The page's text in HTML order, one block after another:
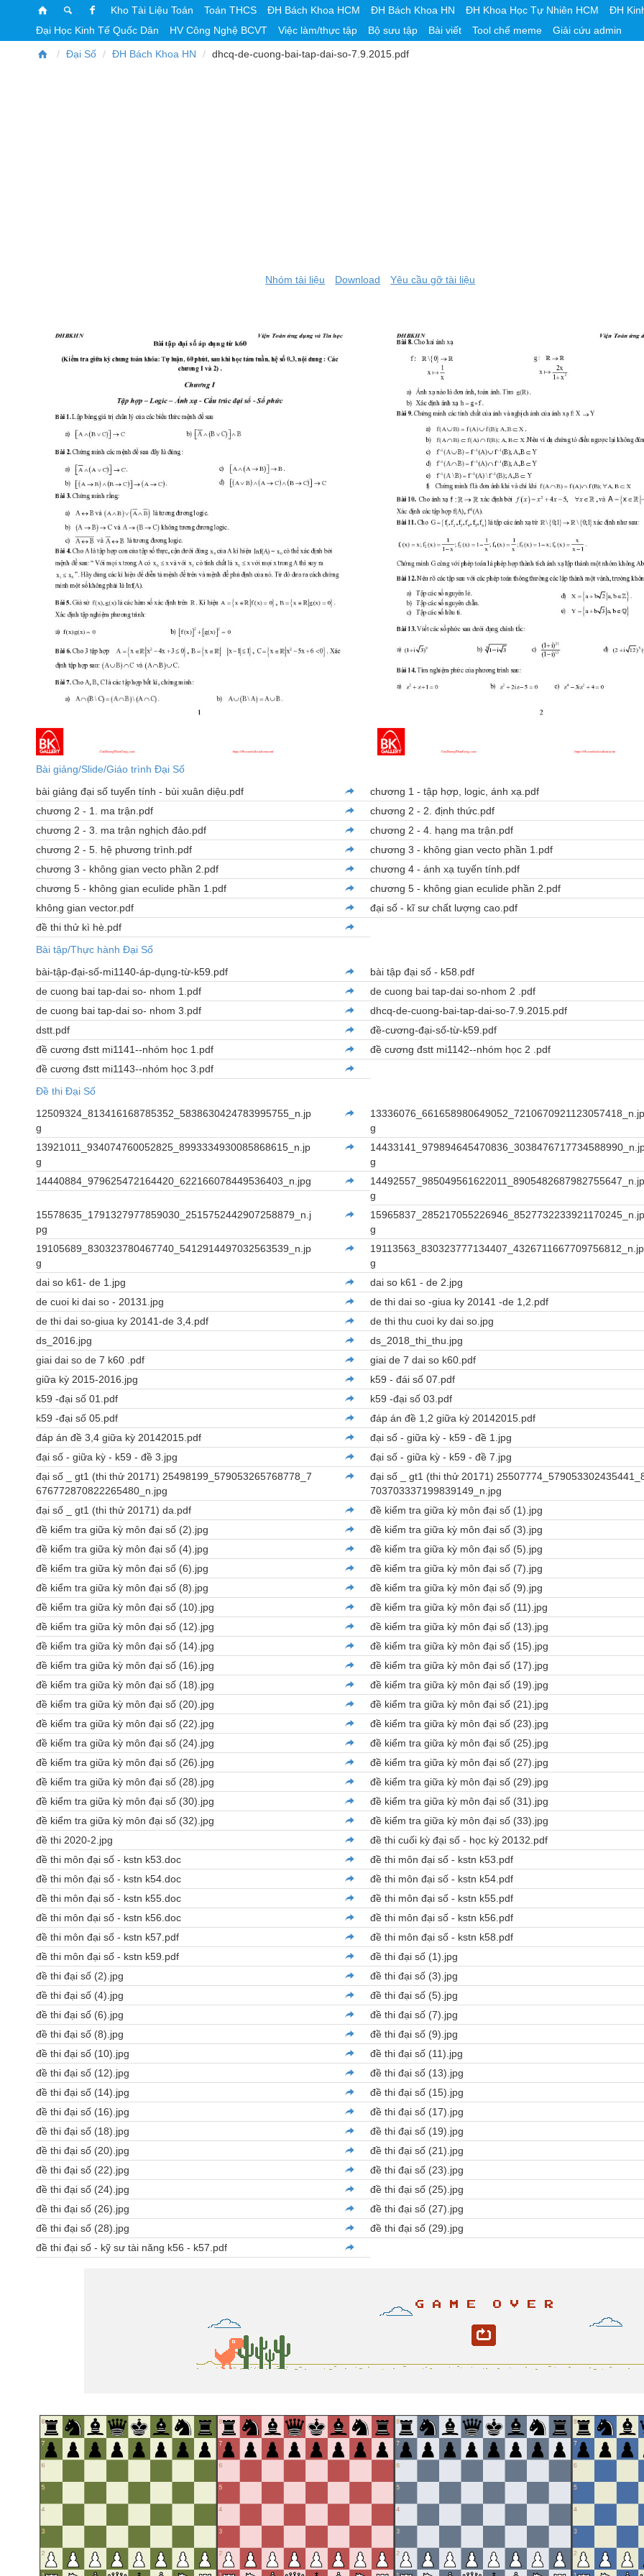
Kho Tài Liệu Toán Toán THCS ĐH Bách Khoa HCM ĐH Bách Khoa HN ĐH Khoa Học Tự Nhiên HCM
ĐH
Đại Học Kinh Tế Quốc Dân
HV Công Nghệ BCVT Việc làm/thực tập Bộ sưu tập Bài viết Tool chế meme Giải cứu admin
Đại Số ĐH Bách Khoa HN dhcq-de-cuong-bai-tap-dai-so-7.9.2015.pdf
Nhóm tài liệu Download Yêu cầu gỡ tài liệu
Bài giảng/Slide/Giáo trình Đại Số
bài giảng đại số tuyến tính - bùi xuân diệu.pdf
chương 1 - tập hợp, logic, ánh xạ.pdf
chương 2 - 1. ma trận.pdf
chương 2 - 2. định thức.pdf
chương 2 - 3. ma trận nghịch đảo.pdf
chương 2 - 4. hạng ma trận.pdf
chương 2 - 5. hệ phương trình.pdf
chương 3 - không gian vecto phần 1.pdf
chương 3 - không gian vecto phần 2.pdf
chương 4 - ánh xạ tuyến tính.pdf
chương 5 - không gian eculide phần 1.pdf
chương 5 - không gian eculide phần 2.pdf
không gian vector.pdf
đại số - kĩ sư chất lượng cao.pdf
đề thi thử kì hè.pdf
Bài tập/Thực hành Đại Số
bài-tập-đại-số-mi1140-áp-dụng-từ-k59.pdf
bài tập đại số - k58.pdf
de cuong bai tap-dai so- nhom 1.pdf
de cuong bai tap-dai so-nhom 2 .pdf
de cuong bai tap-dai so- nhom 3.pdf
dhcq-de-cuong-bai-tap-dai-so-7.9.2015.pdf
dstt.pdf
đề-cương-đại-số-từ-k59.pdf
đề cương đstt mi1141--nhóm học 1.pdf
đề cương đstt mi1142--nhóm học 2 .pdf
đề cương đstt mi1143--nhóm học 3.pdf
Đề thi Đại Số
12509324_813416168785352_5838630424783995755_n.jp
g
g
13921011_934074760052825_8993334930085868615_n.jp
g
g
14440884_979625472164420_622166078449536403_n.jpg
g
15578635_1791327977859030_2515752442907258879_n.j
pg
g
19105689_830323780467740_5412914497032563539_n.jp
g
19113563_830323777134407_4326711667709756812_n.jp
g
dai so k61- de 1.jpg
dai so k61 - de 2.jpg
de cuoi ki dai so - 20131.jpg
de thi dai so -giua ky 20141 -de 1,2.pdf
de thi dai so-giua ky 20141-de 3,4.pdf
de thi thu cuoi ky dai so.jpg
ds_2016.jpg
ds_2018_thi_thu.jpg
giai dai so de 7 k60 .pdf
giai de 7 dai so k60.pdf
giữa kỳ 2015-2016.jpg
k59 - đái số 07.pdf
k59 -đại số 01.pdf
k59 -đại số 03.pdf
k59 -đại số 05.pdf
đáp án đề 1,2 giữa kỳ 20142015.pdf
đáp án đề 3,4 giữa kỳ 20142015.pdf
đại số - giữa kỳ - k59 - đề 1.jpg
đại số - giữa kỳ - k59 - đề 3.jpg
đại số - giữa kỳ - k59 - đề 7.jpg
đại số _ gt1 (thi thử 20171) 25498199_579053265768778_7
676772870822265480_n.jpg
đại số _ gt1 (thi thử 20171)
703703337199839149_n.jpg
đại số _ gt1 (thi thử 20171) da.pdf
đề kiểm tra giữa kỳ môn đại số (1).jpg
đề kiểm tra giữa kỳ môn đại số (2).jpg
đề kiểm tra giữa kỳ môn đại số (3).jpg
đề kiểm tra giữa kỳ môn đại số (4).jpg
đề kiểm tra giữa kỳ môn đại số (5).jpg
đề kiểm tra giữa kỳ môn đại số (6).jpg
đề kiểm tra giữa kỳ môn đại số (7).jpg
đề kiểm tra giữa kỳ môn đại số (8).jpg
đề kiểm tra giữa kỳ môn đại số (9).jpg
đề kiểm tra giữa kỳ môn đại số (10).jpg
đề kiểm tra giữa kỳ môn đại số (11).jpg
đề kiểm tra giữa kỳ môn đại số (12).jpg
đề kiểm tra giữa kỳ môn đại số (13).jpg
đề kiểm tra giữa kỳ môn đại số (14).jpg
đề kiểm tra giữa kỳ môn đại số (15).jpg
đề kiểm tra giữa kỳ môn đại số (16).jpg
đề kiểm tra giữa kỳ môn đại số (17).jpg
đề kiểm tra giữa kỳ môn đại số (18).jpg
đề kiểm tra giữa kỳ môn đại số (19).jpg
đề kiểm tra giữa kỳ môn đại số (20).jpg
đề kiểm tra giữa kỳ môn đại số (21).jpg
đề kiểm tra giữa kỳ môn đại số (22).jpg
đề kiểm tra giữa kỳ môn đại số (23).jpg
đề kiểm tra giữa kỳ môn đại số (24).jpg
đề kiểm tra giữa kỳ môn đại số (25).jpg
đề kiểm tra giữa kỳ môn đại số (26).jpg
đề kiểm tra giữa kỳ môn đại số (27).jpg
đề kiểm tra giữa kỳ môn đại số (28).jpg
đề kiểm tra giữa kỳ môn đại số (29).jpg
đề kiểm tra giữa kỳ môn đại số (30).jpg
đề kiểm tra giữa kỳ môn đại số (31).jpg
đề kiểm tra giữa kỳ môn đại số (32).jpg
đề kiểm tra giữa kỳ môn đại số (33).jpg
đề thi 2020-2.jpg
đề thi cuối kỳ đại số - học kỳ 20132.pdf
đề thi môn đại số - kstn k53.doc
đề thi môn đại số - kstn k53.pdf
đề thi môn đại số - kstn k54.doc
đề thi môn đại số - kstn k54.pdf
đề thi môn đại số - kstn k55.doc
đề thi môn đại số - kstn k55.pdf
đề thi môn đại số - kstn k56.doc
đề thi môn đại số - kstn k56.pdf
đề thi môn đại số - kstn k57.pdf
đề thi môn đại số - kstn k58.pdf
đề thi môn đại số - kstn k59.pdf
đề thi đại số (1).jpg
đề thi đại số (2).jpg
đề thi đại số (3).jpg
đề thi đại số (4).jpg
đề thi đại số (5).jpg
đề thi đại số (6).jpg
đề thi đại số (7).jpg
đề thi đại số (8).jpg
đề thi đại số (9).jpg
đề thi đại số (10).jpg
đề thi đại số (11).jpg
đề thi đại số (12).jpg
đề thi đại số (13).jpg
đề thi đại số (14).jpg
đề thi đại số (15).jpg
đề thi đại số (16).jpg
đề thi đại số (17).jpg
đề thi đại số (18).jpg
đề thi đại số (19).jpg
đề thi đại số (20).jpg
đề thi đại số (21).jpg
đề thi đại số (22).jpg
đề thi đại số (23).jpg
đề thi đại số (24).jpg
đề thi đại số (25).jpg
đề thi đại số (26).jpg
đề thi đại số (27).jpg
đề thi đại số (28).jpg
đề thi đại số (29).jpg
đề thi đại số - kỹ sư tài năng k56 - k57.pdf